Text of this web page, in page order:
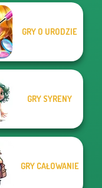
GRY O URODZIE
GRY SYRENY
GRY CAŁOWANIE